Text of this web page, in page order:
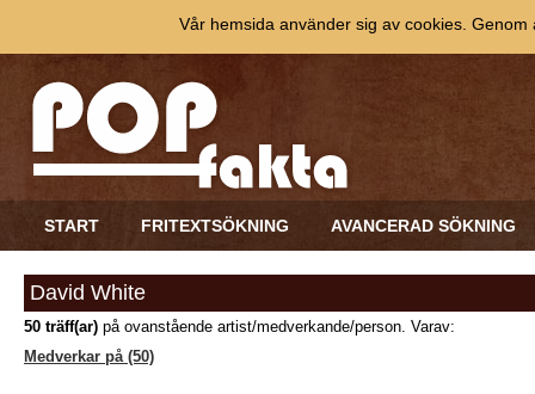
START FRITEXTSÖKNING AVANCERAD SÖKNING
David White
50 träff(ar) på ovanstående artist/medverkande/person. Varav:
Medverkar på (50)
Vår hemsida använder sig av cookies.